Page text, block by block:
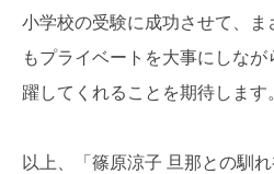
小学校の受験に成功させて、ま
もプライベートを大事にしな
躍してくれることを期待します
以上、「篠原涼子 旦那との馴